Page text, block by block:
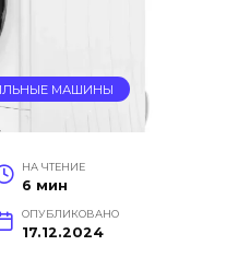
МАШИНЫ
НА ЧТЕНИЕ
6 мин
ОПУБЛИКОВАНО
17.12.2024